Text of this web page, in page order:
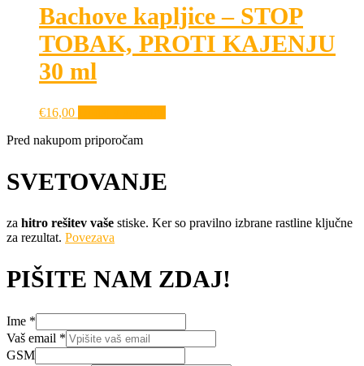
Bachove kapljice – STOP
TOBAK, PROTI KAJENJU
30 ml
€16,00
Pred nakupom priporočam
SVETOVANJE
za hitro rešitev vaše stiske. Ker so pravilno izbrane rastline ključne
za rezultat. Povezava
PIŠITE NAM ZDAJ!
Ime *
Vaš email *
GSM
GSM